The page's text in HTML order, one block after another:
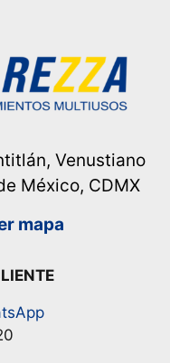
Venustiano
México, CDMX
mapa